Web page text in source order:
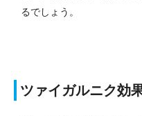
るでしょう。
ツァイガルニク効